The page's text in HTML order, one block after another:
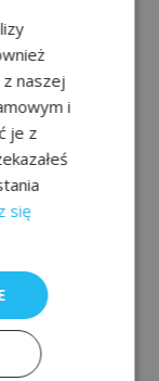
Lincoln,
z fachowego
poprzedzamy
możemy
w przypadku
naszej
i
je z
się